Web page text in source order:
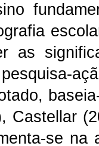
as
Castellar
se